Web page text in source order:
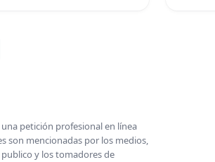
petición profesional en línea
son mencionadas por los medios,
y los tomadores de